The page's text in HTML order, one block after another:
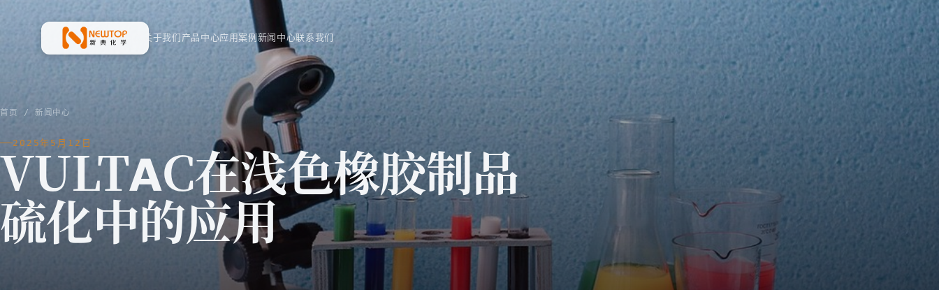
新典化学材料(上海)有限公司
首页 关于我们产品中心应用案例新闻中心联系我们
首页 / 新闻中心
2025年5月12日
VULTAC在浅色橡胶制品
硫化中的应用